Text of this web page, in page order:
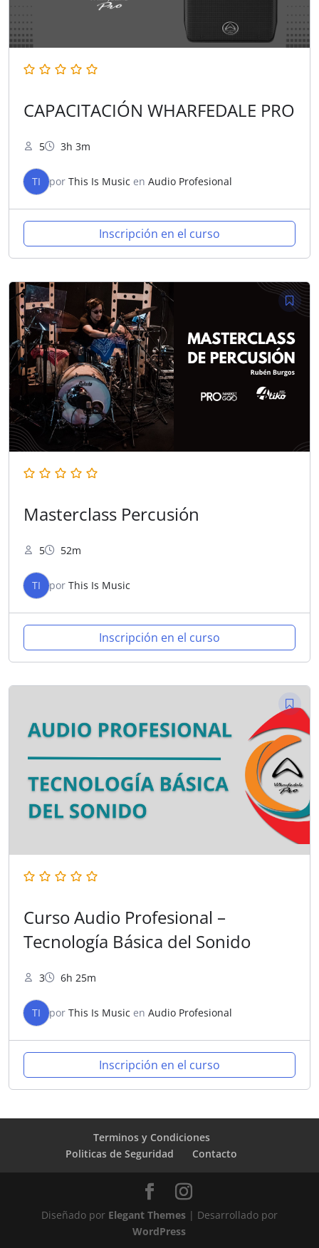
CAPACITACIÓN WHARFEDALE PRO
5 3h 3m
TI por This Is Music en Audio Profesional
Inscripción en el curso
Masterclass Percusión
5 52m
TI por This Is Music
Inscripción en el curso
Curso Audio Profesional –
Tecnología Básica del Sonido
3 6h 25m
TI por This Is Music en Audio Profesional
Inscripción en el curso
Terminos y Condiciones
Politicas de Seguridad
Contacto
Diseñado por Elegant Themes| Desarrollado por
WordPress